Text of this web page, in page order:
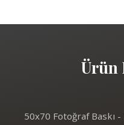
Ürün
50x70 Fotoğraf Baskı